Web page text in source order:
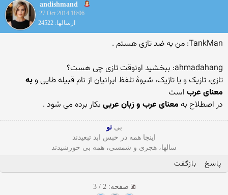
andishmand
27 Oct 2014 18:06
ارسالها: 24522
TankMan: من یه ضد تازی هستم .
ahmadahang: ببخشید اونوقت تازی چی هست؟
تازی، تازیک و یا تاژیک، شیوهٔ تلفظ ایرانیان از نام قبیله طایی وبه
معنای عرب است
در اصطلاح به معنای عرب و زبان عربی بکار برده می شود .
بی تو
اینجا همه در حبس ابد تبعیدند
سالها، هجری و شمسی، همه بی خورشیدند
پاسخ بازگفت
صفحه: 2 / 3